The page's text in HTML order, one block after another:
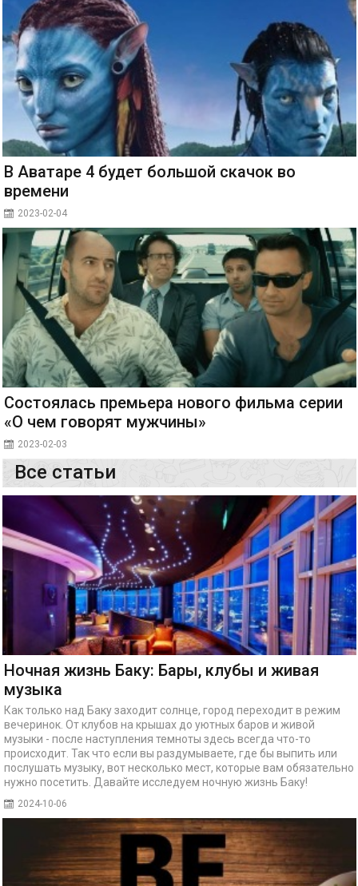
В Аватаре 4 будет большой скачок во
времени
2023-02-04
Состоялась премьера нового фильма серии
«О чем говорят мужчины»
2023-02-03
Все статьи
Ночная жизнь Баку: Бары, клубы и живая
музыка
Как только над Баку заходит солнце, город переходит в режим
вечеринок. От клубов на крышах до уютных баров и живой
музыки - после наступления темноты здесь всегда что-то
происходит. Так что если вы раздумываете, где бы выпить или
послушать музыку, вот несколько мест, которые вам обязательно
нужно посетить. Давайте исследуем ночную жизнь Баку!
2024-10-06